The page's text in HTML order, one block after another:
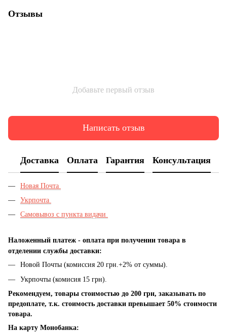
Отзывы
Добавьте первый отзыв
Написать отзыв
Доставка Оплата Гарантия Консультация
Новая Почта
Укрпочта
Самовывоз с пункта видачи
Наложенный платеж - оплата при получении товара в
отделении службы доставки:
Новой Почты (комиссия 20 грн.+2% от суммы).
Укрпочты (комисия 15 грн).
Рекомендуем, товары стоимостью до 200 грн, заказывать по
предоплате, т.к. стоимость доставки превышает 50% стоимости
товара.
На карту Монобанка: